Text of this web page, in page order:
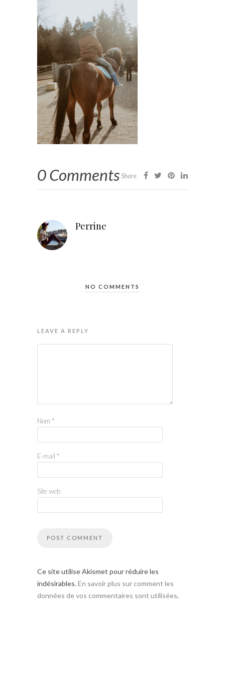
0 CommentsShare
Perrine
NO COMMENTS
LEAVE A REPLY
Nom *
E-mail *
Site web
Ce site utilise Akismet pour réduire les
indésirables.En savoir plus sur comment les
données de vos commentaires sont utilisées.